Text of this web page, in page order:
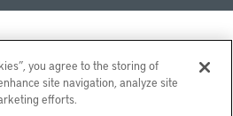
you agree to the storing of
site navigation, analyze site
efforts.